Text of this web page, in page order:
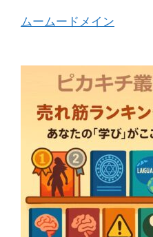
ムームードメイン